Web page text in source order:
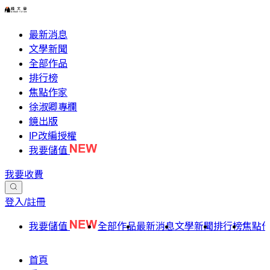
最新消息
文學新聞
全部作品
排行榜
焦點作家
徐淑卿專欄
鏡出版
IP改編授權
我要儲值
我要收費
登入/註冊
我要儲值 全部作品最新消息文學新聞排行榜焦點
首頁